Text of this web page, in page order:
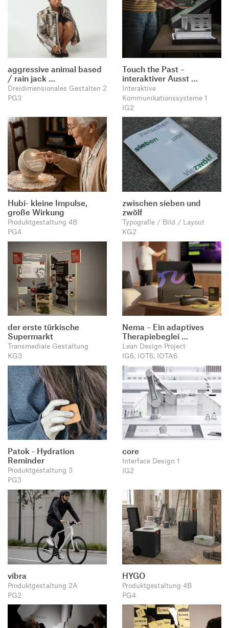
aggressive animal based
/ rain jack …
Dreidimensionales Gestalten 2
PG3
Touch the Past –
interaktiver Ausst …
Interaktive
Kommunikationssysteme 1
IG2
Hubi- kleine Impulse,
große Wirkung
Produktgestaltung 4B
PG4
zwischen sieben und
zwölf
Typografie / Bild / Layout
KG2
der erste türkische
Supermarkt
Transmediale Gestaltung
KG3
Nema – Ein adaptives
Therapiebeglei …
Lean Design Project
IG6, IOT6, IOTA6
Patok - Hydration
Reminder
Produktgestaltung 3
PG3
core
Interface Design 1
IG2
vibra
Produktgestaltung 2A
PG2
HYGO
Produktgestaltung 4B
PG4